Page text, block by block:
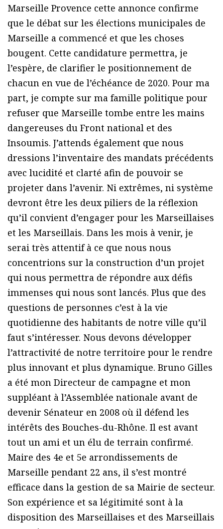
Marseille Provence cette annonce confirme
que le débat sur les élections municipales de
Marseille a commencé et que les choses
bougent. Cette candidature permettra, je
l’espère, de clarifier le positionnement de
chacun en vue de l’échéance de 2020. Pour ma
part, je compte sur ma famille politique pour
refuser que Marseille tombe entre les mains
dangereuses du Front national et des
Insoumis. J’attends également que nous
dressions l’inventaire des mandats précédents
avec lucidité et clarté afin de pouvoir se
projeter dans l’avenir. Ni extrêmes, ni système
devront être les deux piliers de la réflexion
qu’il convient d’engager pour les Marseillaises
et les Marseillais. Dans les mois à venir, je
serai très attentif à ce que nous nous
concentrions sur la construction d’un projet
qui nous permettra de répondre aux défis
immenses qui nous sont lancés. Plus que des
questions de personnes c’est à la vie
quotidienne des habitants de notre ville qu’il
faut s’intéresser. Nous devons développer
l’attractivité de notre territoire pour le rendre
plus innovant et plus dynamique. Bruno Gilles
a été mon Directeur de campagne et mon
suppléant à l’Assemblée nationale avant de
devenir Sénateur en 2008 où il défend les
intérêts des Bouches-du-Rhône. Il est avant
tout un ami et un élu de terrain confirmé.
Maire des 4e et 5e arrondissements de
Marseille pendant 22 ans, il s’est montré
efficace dans la gestion de sa Mairie de secteur.
Son expérience et sa légitimité sont à la
disposition des Marseillaises et des Marseillais